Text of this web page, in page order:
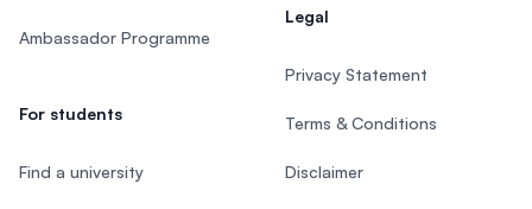
Ambassador Programme
For students
Find a university
Legal
Privacy Statement
Terms & Conditions
Disclaimer